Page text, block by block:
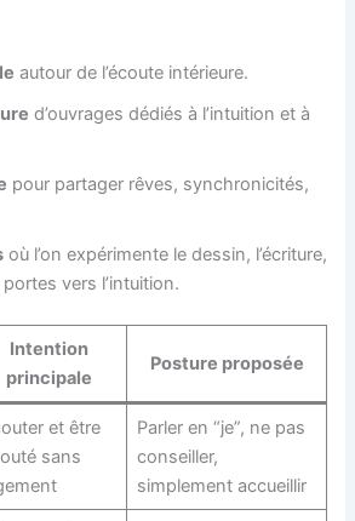
autour de l’écoute intérieure.
d’ouvrages dédiés à l’intuition et à
pour partager rêves, synchronicités,
où l’on expérimente le dessin, l’écriture,
vers l’intuition.
Intention
principale
Posture proposée
et être
sans
Parler en “je”, ne pas
conseiller,
simplement accueillir